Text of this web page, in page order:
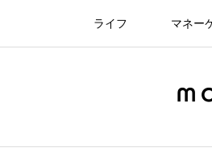
ライフ マネー